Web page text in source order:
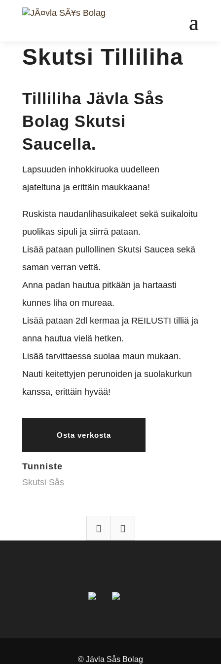
Skutsi Tilliliha
Tilliliha Jävla Sås
Bolag Skutsi
Saucella.
Lapsuuden inhokkiruoka uudelleen
ajateltuna ja erittäin maukkaana!
Ruskista naudanlihasuikaleet sekä suikaloitu
puolikas sipuli ja siirrä pataan.
Lisää pataan pullollinen Skutsi Saucea sekä
saman verran vettä.
Anna padan hautua pitkään ja hartaasti
kunnes liha on mureaa.
Lisää pataan 2dl kermaa ja REILUSTI tilliä ja
anna hautua vielä hetken.
Lisää tarvittaessa suolaa maun mukaan.
Nauti keitettyjen perunoiden ja suolakurkun
kanssa, erittäin hyvää!
Osta verkosta
Tunniste
Skutsi Sås
© Jävla Sås Bolag